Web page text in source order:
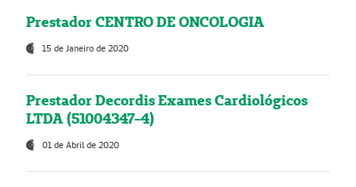
Prestador CENTRO DE ONCOLOGIA
15 de Janeiro de 2020
Prestador Decordis Exames Cardiológicos
LTDA (51004347-4)
01 de Abril de 2020